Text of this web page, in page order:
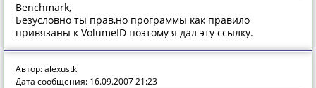
Benchmark,
Безусловно ты прав,но программы как правило
привязаны к VolumeID поэтому я дал эту ссылку.
Автор: alexustk
Дата сообщения: 16.09.2007 21:23